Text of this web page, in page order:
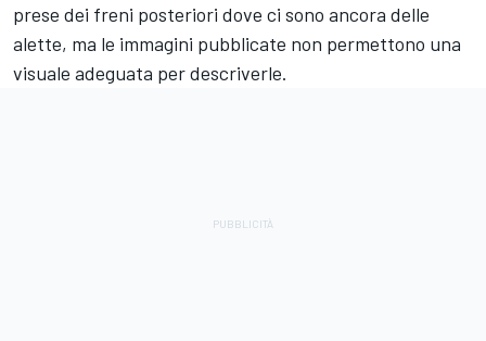
prese dei freni posteriori dove ci sono ancora delle
alette, ma le immagini pubblicate non permettono una
visuale adeguata per descriverle.